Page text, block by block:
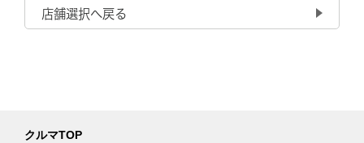
店舗選択へ戻る
クルマTOP